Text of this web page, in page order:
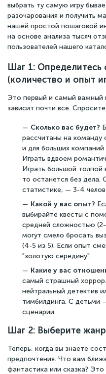
выбрать ту самую игру
разочарования и получить
нашей простой пошаговой
на основе анализа тысяч
пользователей нашего
Шаг 1: Определитесь
(количество и опыт
Это первый и самый важный
зависит почти все.
Сколько вас будет?
рассчитаны на команду
и для больших
Играть вдвоем
Играть большой толпой
то останется без
статистике, — 3-4
Какой у вас опыт?
выбирайте квесты с
средней сложностью
могут смело бросать
(4-5 из 5). Если опыт
"золотую середину".
Какие у вас
самый страшный
нейтральный детектив
тимбилдинга. С детьми
сценарии.
Шаг 2: Выберите
Теперь, когда вы знаете
предпочтения. Что вам
фантастика или сказка?